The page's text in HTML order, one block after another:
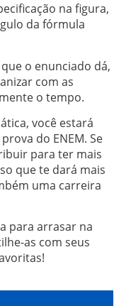
na figura,
da fórmula
o enunciado dá,
com as
o tempo.
você estará
do ENEM. Se
para ter mais
que te dará mais
uma carreira
para arrasar na
as com seus